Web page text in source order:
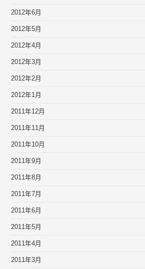
2012年6月
2012年5月
2012年4月
2012年3月
2012年2月
2012年1月
2011年12月
2011年11月
2011年10月
2011年9月
2011年8月
2011年7月
2011年6月
2011年5月
2011年4月
2011年3月